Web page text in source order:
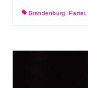
Brandenburg Partei